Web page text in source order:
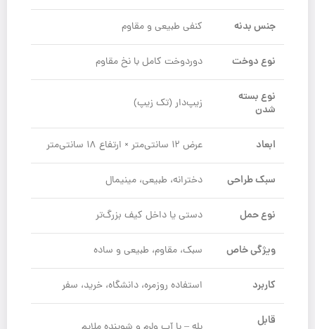
جنس بدنه کنفی طبیعی و مقاوم
نوع دوخت دور‌دوخت کامل با نخ مقاوم
نوع بسته
شدن
زیپ‌دار (تک زیپ)
ابعاد عرض ۱۲ سانتی‌متر × ارتفاع ۱۸ سانتی‌متر
سبک طراحی دخترانه، طبیعی، مینیمال
نوع حمل دستی یا داخل کیف بزرگ‌تر
ویژگی خاص سبک، مقاوم، طبیعی و ساده
کاربرد استفاده روزمره، دانشگاه، خرید، سفر
قابل